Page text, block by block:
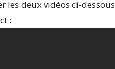
les deux vidéos ci-
: